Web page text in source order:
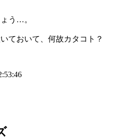
う…。
ておいて、何故カタコト？